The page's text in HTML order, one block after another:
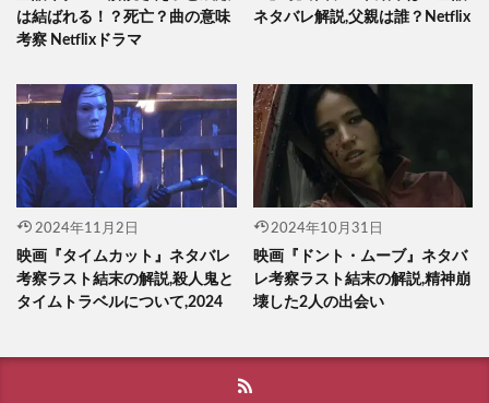
は結ばれる！？死亡？曲の意味
考察 Netflixドラマ
ネタバレ解説,父親は誰？Netflix
2024年11月2日
映画『タイムカット』ネタバレ
考察ラスト結末の解説,殺人鬼と
タイムトラベルについて,2024
2024年10月31日
映画『ドント・ムーブ』ネタバ
レ考察ラスト結末の解説,精神崩
壊した2人の出会い